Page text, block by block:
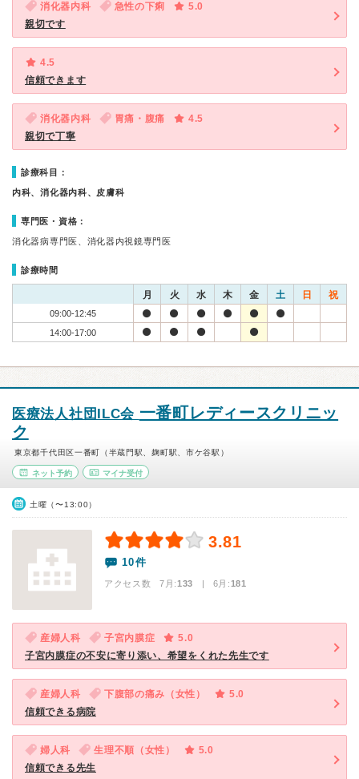
消化器内科 急性の下痢
5.0
親切です
4.5
信頼できます
消化器内科 胃痛・腹痛
4.5
親切で丁寧
診療科目：
内科、消化器内科、皮膚科
専門医・資格：
消化器病専門医、消化器内視鏡専門医
診療時間
月 火 水 木 金 土 日 祝
09:00-12:45
14:00-17:00
医療法人社団ILC会 一番町レディースクリニッ
ク
東京都千代田区一番町（半蔵門駅、麹町駅、市ケ谷駅）
ネット予約 マイナ受付
土曜（〜13:00）
3.81
10件
アクセス数 7月:133 | 6月:181
産婦人科 子宮内膜症
5.0
子宮内膜症の不安に寄り添い、希望をくれた先生です
産婦人科 下腹部の痛み（女性）
5.0
信頼できる病院
婦人科 生理不順（女性）
5.0
信頼できる先生